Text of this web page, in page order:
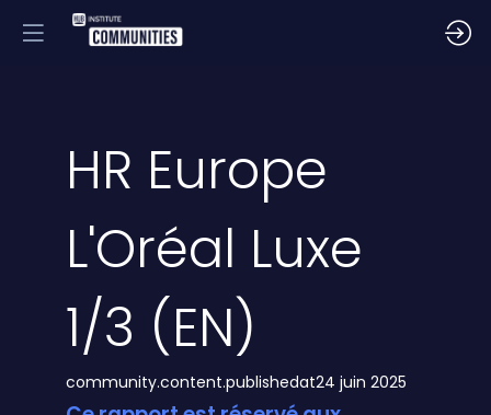
HR Europe
L'Oréal Luxe
1/3 (EN)
community.content.publishedat24 juin 2025